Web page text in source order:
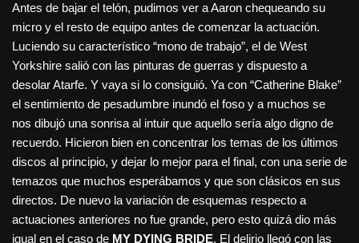
Antes de bajar el telón, pudimos ver a Aaron chequeando su
micro y el resto de equipo antes de comenzar la actuación.
Luciendo su característico “mono de trabajo”, el de West
Yorkshire salió con las pinturas de guerras y dispuesto a
desolar Atarfe. Y vaya si lo consiguió. Ya con “Catherine Blake”
el sentimiento de pesadumbre inundó el foso y a muchos se
nos dibujó una sonrisa al intuir que aquello sería algo digno de
recuerdo. Hicieron bien en concentrar los temas de los últimos
discos al principio, y dejar lo mejor para el final, con una serie de
temazos que muchos esperábamos y que son clásicos en sus
directos. De nuevo la variación de esquemas respecto a
actuaciones anteriores no fue grande, pero esto quizá dio más
igual en el caso de MY DYING BRIDE. El delirio llegó con las